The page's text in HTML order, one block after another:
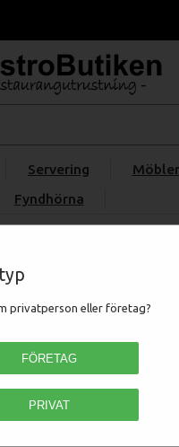
privatperson eller företag?
FÖRETAG
PRIVAT
Servering Möbler
Fyndhörna
Pris
6